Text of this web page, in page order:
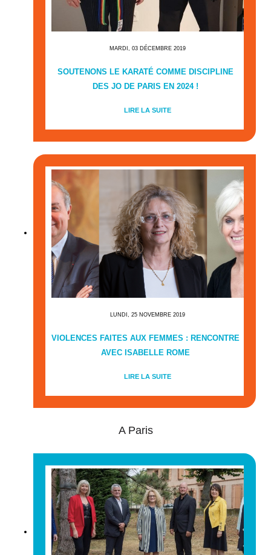
MARDI, 03 DÉCEMBRE 2019
SOUTENONS LE KARATÉ COMME DISCIPLINE
DES JO DE PARIS EN 2024 !
LIRE LA SUITE
LUNDI, 25 NOVEMBRE 2019
VIOLENCES FAITES AUX FEMMES : RENCONTRE
AVEC ISABELLE ROME
LIRE LA SUITE
A Paris